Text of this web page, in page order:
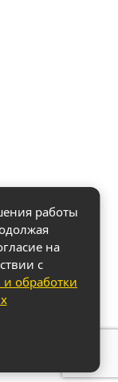
9
работы
на
с
обработки